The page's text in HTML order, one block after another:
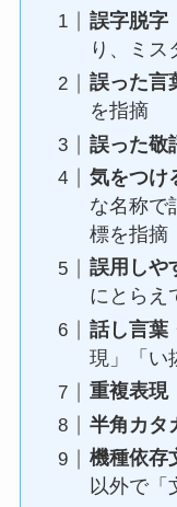
誤字脱字
り、ミス
誤った言
を指摘
誤った敬
気をつけ
な名称で
標を指摘
誤用しや
にとらえ
話し言葉
現」「い
重複表現
半角カタ
機種依存
以外で「